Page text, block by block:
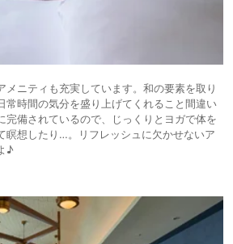
メニティも充実しています。和の要素を取り
常時間の気分を盛り上げてくれること間違い
完備されているので、じっくりとヨガで体を
瞑想したり…。リフレッシュに欠かせないア
♪